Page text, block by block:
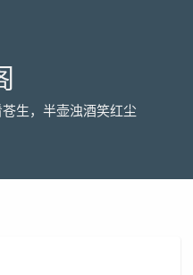
生，半壶浊酒笑红尘